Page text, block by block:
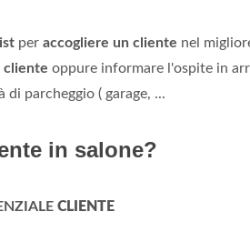
per accogliere un cliente nel
cliente oppure informare l'ospite in
parcheggio ( garage, ...
in salone?
CLIENTE